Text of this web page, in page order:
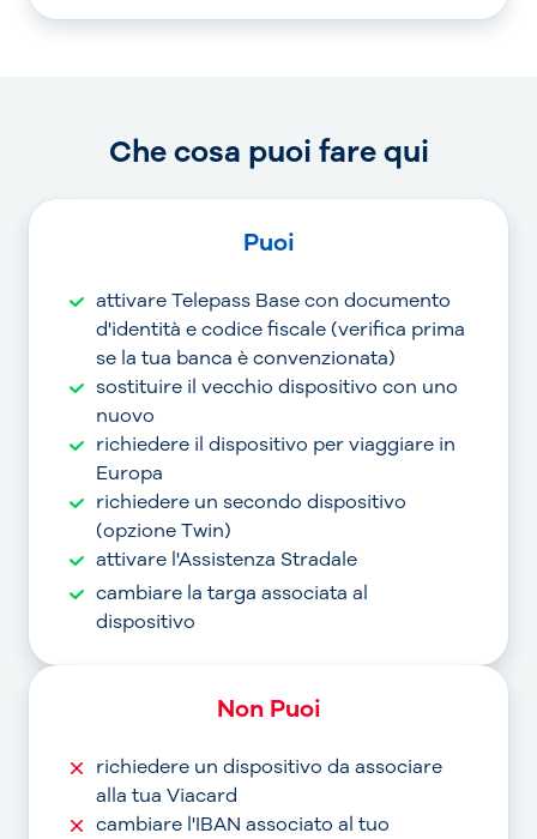
Che cosa puoi fare qui
Puoi
attivare Telepass Base con documento
d'identità e codice fiscale (verifica prima
se la tua banca è convenzionata)
sostituire il vecchio dispositivo con uno
nuovo
richiedere il dispositivo per viaggiare in
Europa
richiedere un secondo dispositivo
(opzione Twin)
attivare l'Assistenza Stradale
cambiare la targa associata al
dispositivo
Non Puoi
richiedere un dispositivo da associare
alla tua Viacard
cambiare l'IBAN associato al tuo